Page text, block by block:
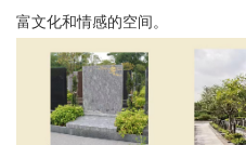
富文化和情感的空间。